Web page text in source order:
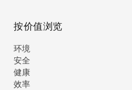
按价值浏览
环境
安全
健康
效率